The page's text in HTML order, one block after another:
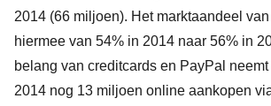
2014 (66 miljoen). Het marktaandeel
hiermee van 54% in 2014 naar 56% in
belang van creditcards en PayPal
2014 nog 13 miljoen online aankopen